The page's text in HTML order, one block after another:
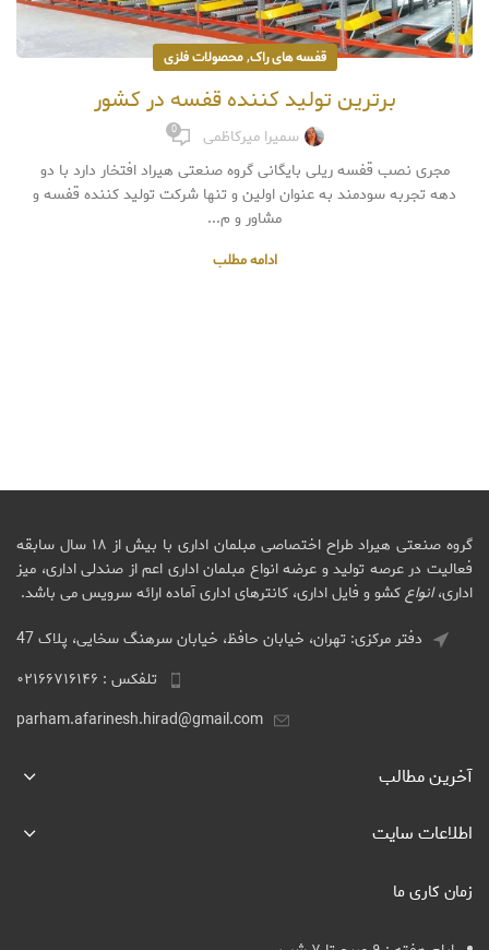
قفسه های راک,محصولات فلزی
برترین تولید کننده قفسه در کشور
سمیرا میرکاظمی 0
مجری نصب قفسه ریلی بایگانی گروه صنعتی هیراد افتخار دارد با دو
دهه تجربه سودمند به عنوان اولین و تنها شرکت تولید کننده قفسه و
مشاور و م...
ادامه مطلب
گروه صنعتی هیراد طراح اختصاصی مبلمان اداری با بیش از ۱۸ سال سابقه
فعالیت در عرصه تولید و عرضه انواع مبلمان اداری اعم از صندلی اداری، میز
اداری،انواعکشو و فایل اداری، کانترهای اداری آماده ارائه سرویس می باشد.
دفتر مرکزی: تهران، خیابان حافظ، خیابان سرهنگ سخایی، پلاک 47
تلفکس : ۰۲۱۶۶۷۱۶۱۴۶
parham.afarinesh.hirad@gmail.com
آخرین مطالب
اطلاعات سایت
زمان کاری ما